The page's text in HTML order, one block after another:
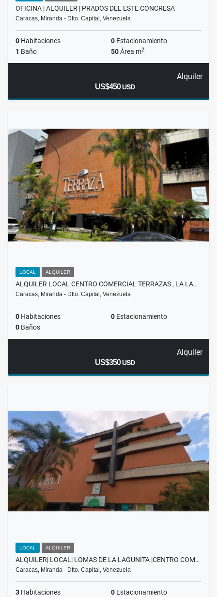
OFICINA | ALQUILER | PRADOS DEL ESTE CONCRESA
Caracas, Miranda - Dtto. Capital, Venezuela
0 Habitaciones 0 Estacionamiento
1 Baño 50Área m2
Alquiler
US$450USD
LOCAL ALQUILER
ALQUILER LOCAL CENTRO COMERCIAL TERRAZAS , LA LA…
Caracas, Miranda - Dtto. Capital, Venezuela
0 Habitaciones 0 Estacionamiento
0 Baños
Alquiler
US$350USD
LOCAL ALQUILER
ALQUILER| LOCAL| LOMAS DE LA LAGUNITA |CENTRO COM…
Caracas, Miranda - Dtto. Capital, Venezuela
3 Habitaciones 0 Estacionamiento